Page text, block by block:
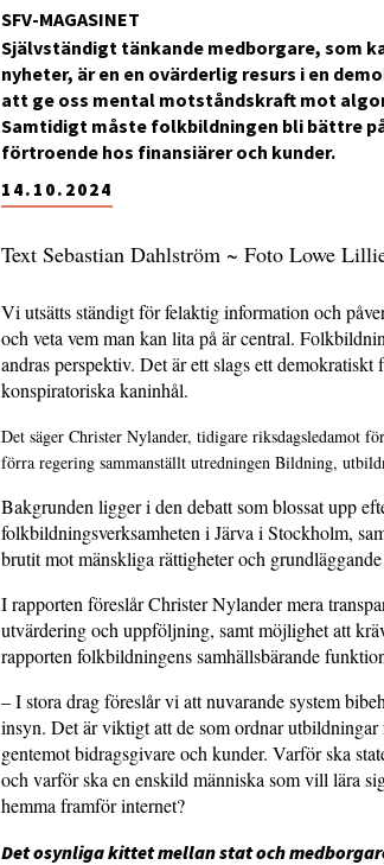
SFV-MAGASINET
14.10.2024
Självständigt tänkande medborgare, som
nyheter, är en en ovärderlig resurs i en
att ge oss mental motståndskraft mot
Samtidigt måste folkbildningen bli bättre
förtroende hos finansiärer och kunder.
Text Sebastian Dahlström ~ Foto Lowe
Vi utsätts ständigt för felaktig information och
och veta vem man kan lita på är central.
andras perspektiv. Det är ett slags ett demokratiskt
konspiratoriska kaninhål.
Det säger Christer Nylander, tidigare riksdagsledamot
förra regering sammanställt utredningen Bildning,
Bakgrunden ligger i den debatt som blossat upp
folkbildningsverksamheten i Järva i Stockholm,
brutit mot mänskliga rättigheter och
I rapporten föreslår Christer Nylander mera
utvärdering och upp­följning, samt möjlighet att
rapporten folkbildningens samhällsbärande
– I stora drag föreslår vi att nuvarande system
insyn. Det är viktigt att de som ordnar
gentemot bidragsgivare och kunder. Varför ska
och varför ska en enskild människa som vill lära
hemma framför internet?
Det osynliga kittet mellan stat och